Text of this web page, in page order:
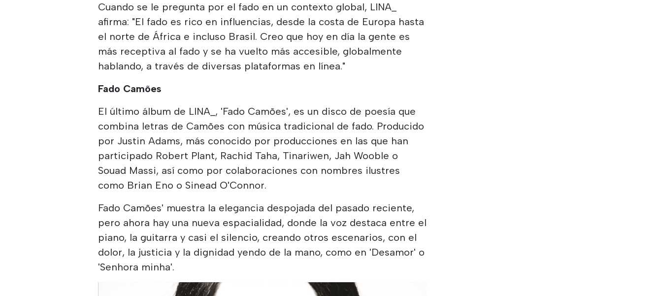
Cuando se le pregunta por el fado en un contexto global, LINA_
afirma: "El fado es rico en influencias, desde la costa de Europa hasta
el norte de África e incluso Brasil. Creo que hoy en día la gente es
más receptiva al fado y se ha vuelto más accesible, globalmente
hablando, a través de diversas plataformas en línea."
Fado Camões
El último álbum de LINA_, 'Fado Camões', es un disco de poesía que
combina letras de Camões con música tradicional de fado. Producido
por Justin Adams, más conocido por producciones en las que han
participado Robert Plant, Rachid Taha, Tinariwen, Jah Wooble o
Souad Massi, así como por colaboraciones con nombres ilustres
como Brian Eno o Sinead O'Connor.
Fado Camões' muestra la elegancia despojada del pasado reciente,
pero ahora hay una nueva espacialidad, donde la voz destaca entre el
piano, la guitarra y casi el silencio, creando otros escenarios, con el
dolor, la justicia y la dignidad yendo de la mano, como en 'Desamor' o
'Senhora minha'.